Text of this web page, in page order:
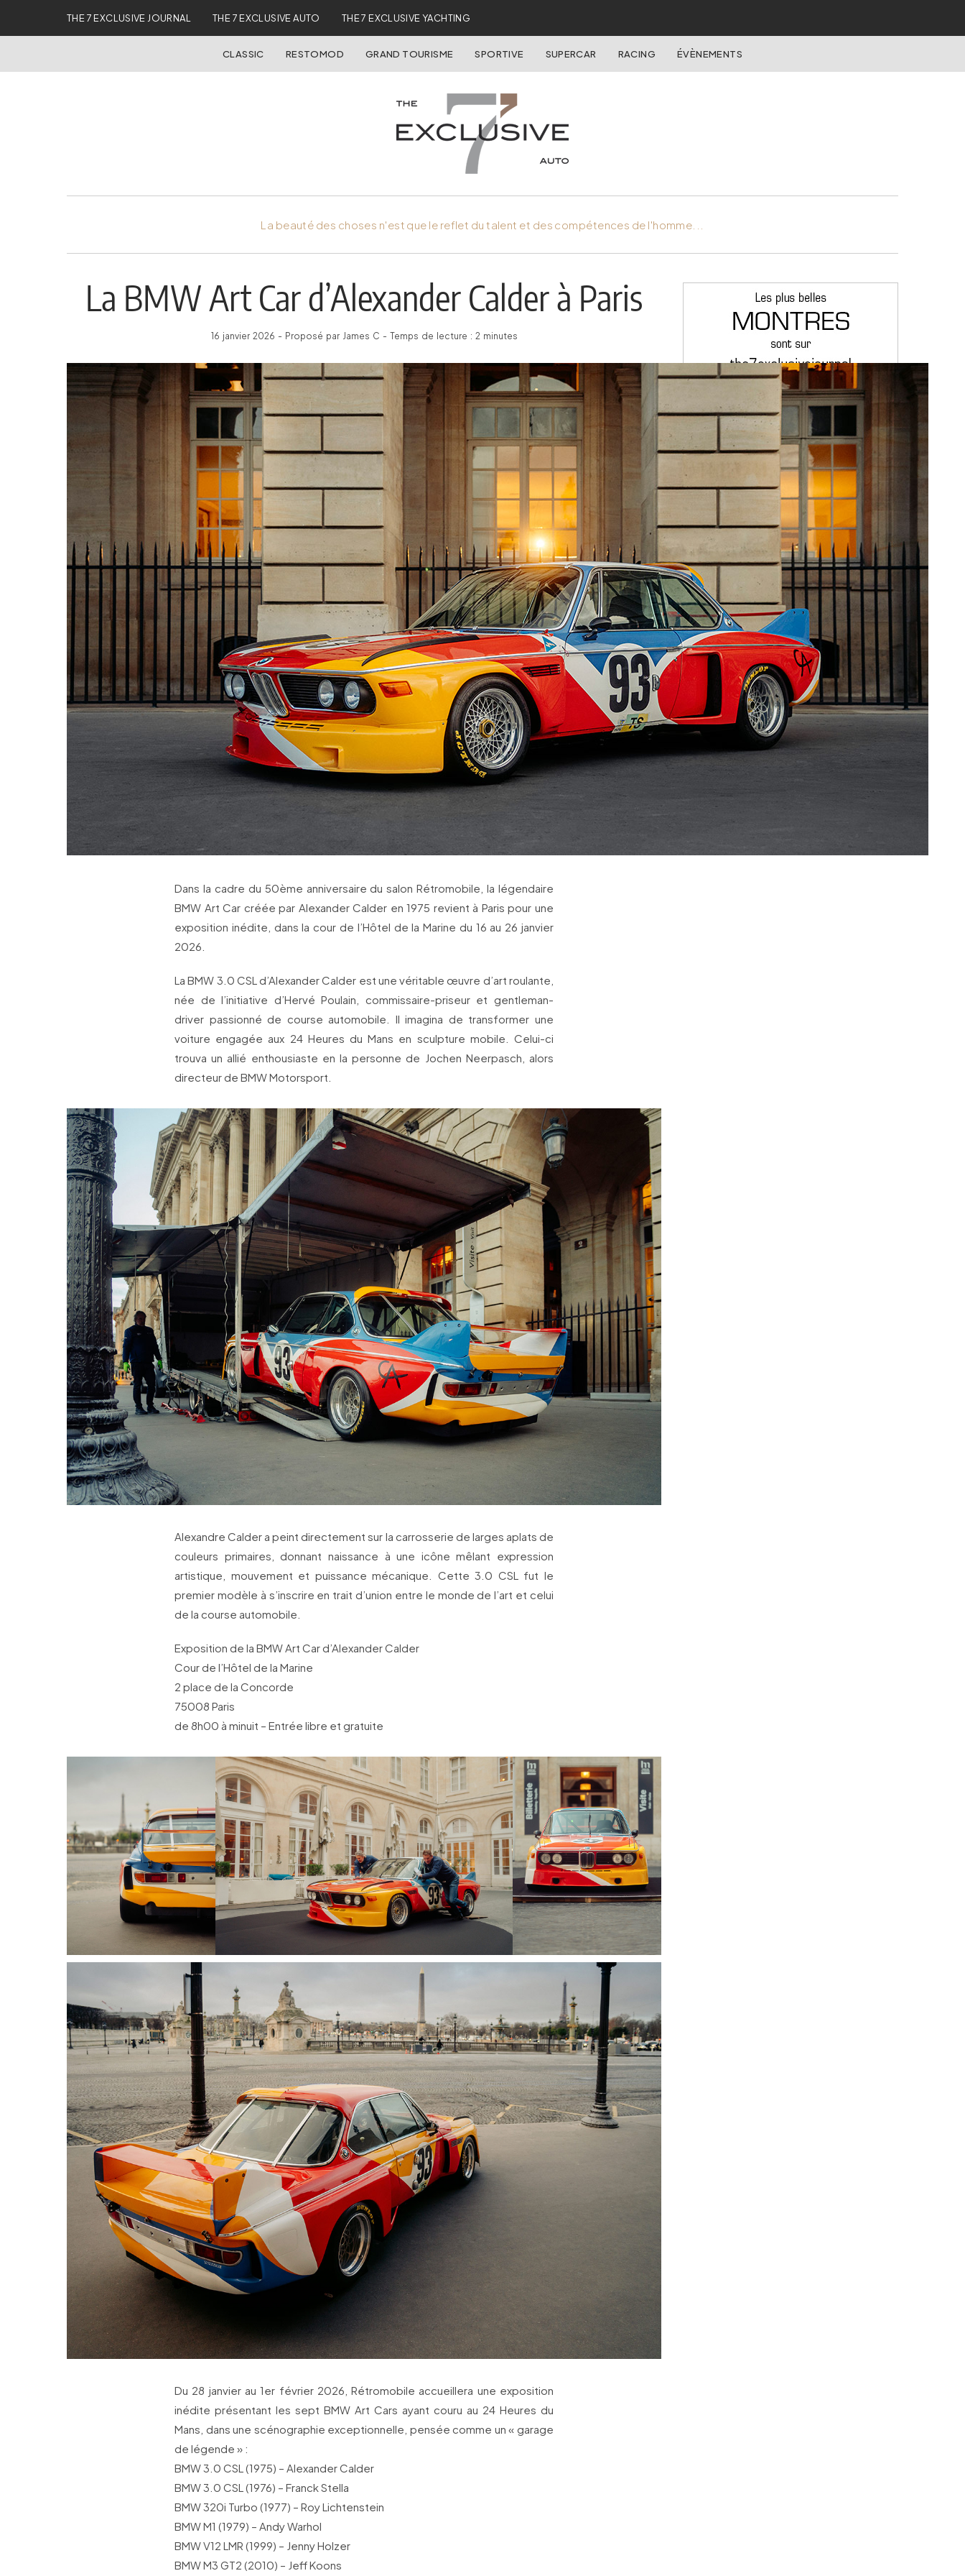
THE 7 EXCLUSIVE JOURNAL THE 7 EXCLUSIVE AUTO THE 7 EXCLUSIVE YACHTING
CLASSIC RESTOMOD GRAND TOURISME SPORTIVE SUPERCAR RACING ÉVÈNEMENTS
La beauté des choses n'est que le reflet du talent et des compétences de l'homme...
La BMW Art Car d’Alexander Calder à Paris
16 janvier 2026 - Proposé par James C - Temps de lecture : 2 minutes
Dans la cadre du 50ème anniversaire du salon Rétromobile, la légendaire
BMW Art Car créée par Alexander Calder en 1975 revient à Paris pour une
exposition inédite, dans la cour de l’Hôtel de la Marine du 16 au 26 janvier
2026.
La BMW 3.0 CSL d’Alexander Calder est une véritable œuvre d’art roulante,
née de l’initiative d’Hervé Poulain, commissaire-priseur et gentleman-
driver passionné de course automobile. Il imagina de transformer une
voiture engagée aux 24 Heures du Mans en sculpture mobile. Celui-ci
trouva un allié enthousiaste en la personne de Jochen Neerpasch, alors
directeur de BMW Motorsport.
Alexandre Calder a peint directement sur la carrosserie de larges aplats de
couleurs primaires, donnant naissance à une icône mêlant expression
artistique, mouvement et puissance mécanique. Cette 3.0 CSL fut le
premier modèle à s’inscrire en trait d’union entre le monde de l’art et celui
de la course automobile.
Exposition de la BMW Art Car d’Alexander Calder
Cour de l’Hôtel de la Marine
2 place de la Concorde
75008 Paris
de 8h00 à minuit – Entrée libre et gratuite
Du 28 janvier au 1er février 2026, Rétromobile accueillera une exposition
inédite présentant les sept BMW Art Cars ayant couru au 24 Heures du
Mans, dans une scénographie exceptionnelle, pensée comme un « garage
de légende » :
BMW 3.0 CSL (1975) – Alexander Calder
BMW 3.0 CSL (1976) – Franck Stella
BMW 320i Turbo (1977) – Roy Lichtenstein
BMW M1 (1979) – Andy Warhol
BMW V12 LMR (1999) – Jenny Holzer
BMW M3 GT2 (2010) – Jeff Koons